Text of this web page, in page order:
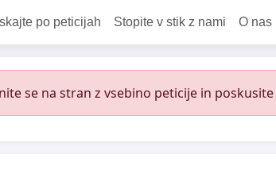
po peticijah Stopite v stik z nami O nas
se na stran z vsebino peticije in poskusite